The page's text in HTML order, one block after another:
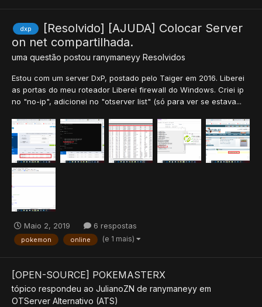
dxp
[Resolvido] [AJUDA] Colocar Server
on net compartilhada.
uma questão postou ranymaneyy Resolvidos
Estou com um server DxP, postado pelo Taiger em 2016. Liberei
as portas do meu roteador Liberei firewall do Windows. Criei ip
no "no-ip", adicionei no "otserver list" (só para ver se estava...
Maio 2, 2019 6 respostas
pokemon online (e 1 mais)
[OPEN-SOURCE] POKEMASTERX
tópico respondeu ao JulianoZN de ranymaneyy em
OTServer Alternativo (ATS)